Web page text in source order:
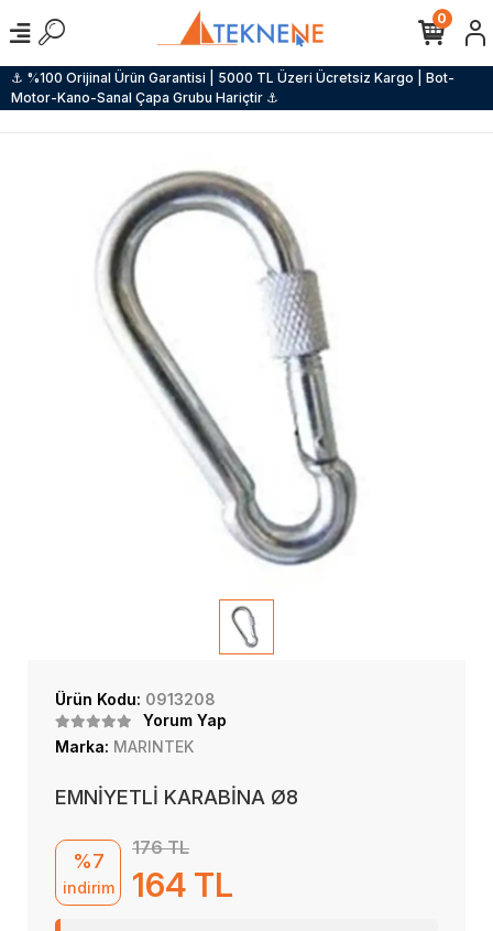
⚓ %100 Orijinal Ürün Garantisi | 5000 TL Üzeri Ücretsiz Kargo | Bot-
Motor-Kano-Sanal Çapa Grubu Hariçtir ⚓
0
Ürün Kodu: 0913208
Yorum Yap
Marka: MARINTEK
EMNİYETLİ KARABİNA Ø8
%7
indirim
176 TL
164 TL